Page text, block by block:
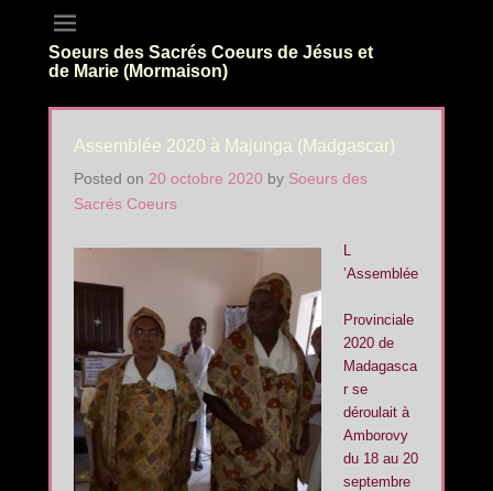
Soeurs des Sacrés Coeurs de Jésus et
de Marie (Mormaison)
Assemblée 2020 à Majunga (Madgascar)
Posted on 20 octobre 2020 by Soeurs des
Sacrés Coeurs
L
’Assemblée
Provinciale
2020 de
Madagasca
r se
déroulait à
Amborovy
du 18 au 20
septembre